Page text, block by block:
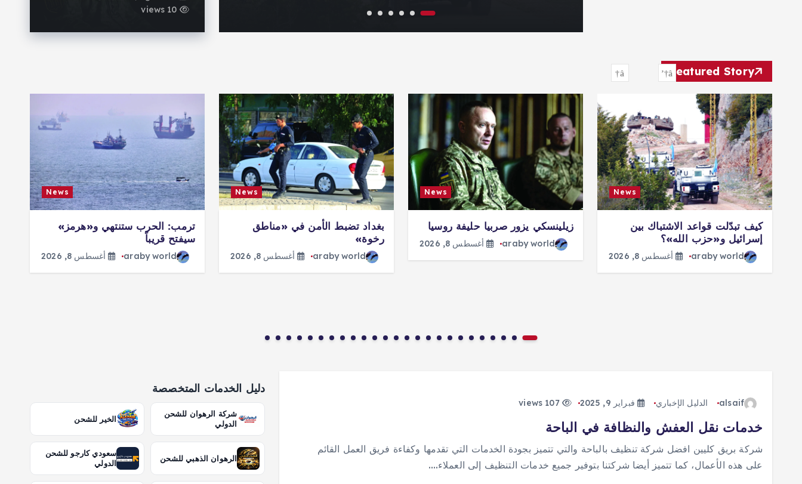
Featured Story
News
كيف تبدّلت قواعد الاشتباك بين
إسرائيل و«حزب الله»؟
araby world أغسطس 8, 2026
News
زيلينسكي يزور صربيا حليفة روسيا
araby world أغسطس 8, 2026
News
بغداد تضبط الأمن في «مناطق
رخوة»
araby world أغسطس 8, 2026
News
ترمب: الحرب ستنتهي و«هرمز»
سيفتح قريباً
araby world أغسطس 8, 2026
alsaif الدليل الإخباري فبراير 9, 2025 107 views
خدمات نقل العفش والنظافة في الباحة
شركة بريق كليين افضل شركة تنظيف بالباحة والتي تتميز بجودة الخدمات التي تقدمها وكفاءة فريق العمل القائم
على هذه الأعمال، كما تتميز أيضا شركتنا بتوفير جميع خدمات التنظيف إلى العملاء.…
دليل الخدمات المتخصصة
شركة الرهوان للشحن
الدولي
الخير للشحن
الرهوان الذهبي للشحن
سعودي كارجو للشحن
الدولي